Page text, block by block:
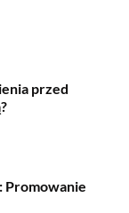
przed
Promowanie